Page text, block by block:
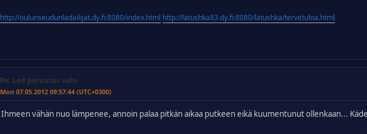
http://oulunseudunladailijat.dy.fi:8080/index.html http://latushka83.dy.fi:8080/latushka/tervetuloa.html
Re: Led peruutus valo
Mon 07.05.2012 09:57:44 (UTC+0300)
Ihmeen vähän nuo lämpenee, annoin palaa pitkän aikaa putkeen eikä kuumentunut ollenkaan...